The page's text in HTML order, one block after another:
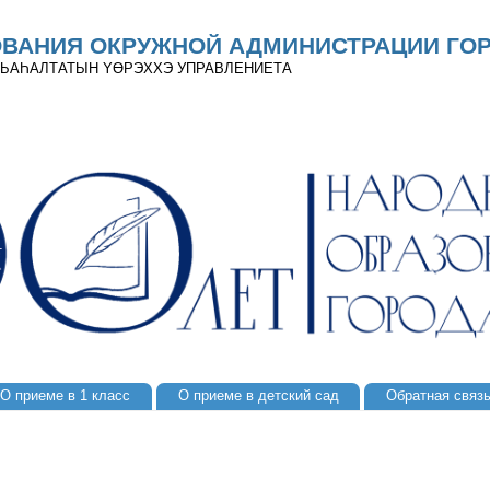
ОКРУЖНОЙ АДМИНИСТРАЦИИ
YӨРЭХХЭ УПРАВЛЕНИЕТА
О приеме в 1 класс О приеме в детский сад Обратная